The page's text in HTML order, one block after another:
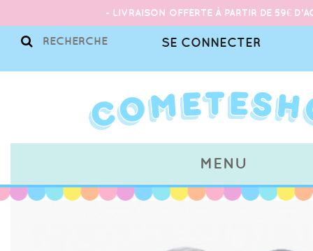
- LIVRAISON OFFERTE À PARTIR DE 59€
SE CONNECTER
MENU